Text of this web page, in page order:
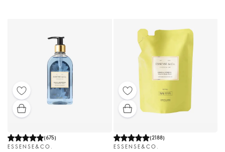
(675)
ESSENSE&CO.
(2188)
ESSENSE&CO.